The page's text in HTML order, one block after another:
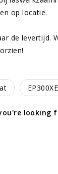
op locatie.
de levertijd.
EP300XE
looking